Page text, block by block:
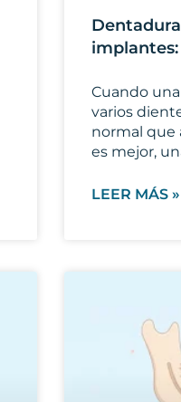
Cuando
varios
normal que
es mejor,
LEER MÁS »